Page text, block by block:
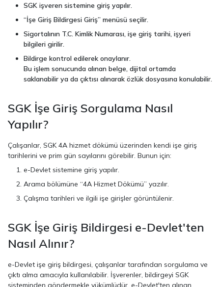
SGK işveren sistemine giriş yapılır.
“İşe Giriş Bildirgesi Giriş” menüsü seçilir.
Sigortalının T.C. Kimlik Numarası, işe giriş tarihi, işyeri
bilgileri girilir.
Bildirge kontrol edilerek onaylanır.
Bu işlem sonucunda alınan belge, dijital ortamda
saklanabilir ya da çıktısı alınarak özlük dosyasına konulabilir.
SGK İşe Giriş Sorgulama Nasıl
Yapılır?
Çalışanlar, SGK 4A hizmet dökümü üzerinden kendi işe giriş
tarihlerini ve prim gün sayılarını görebilir. Bunun için:
e-Devlet sistemine giriş yapılır.
Arama bölümüne “4A Hizmet Dökümü” yazılır.
Çalışma tarihleri ve ilgili işe girişler görüntülenir.
SGK İşe Giriş Bildirgesi e-Devlet'ten
Nasıl Alınır?
e-Devlet işe giriş bildirgesi, çalışanlar tarafından sorgulama ve
çıktı alma amacıyla kullanılabilir. İşverenler, bildirgeyi SGK
sisteminden göndermekle yükümlüdür. e-Devlet'ten alınan